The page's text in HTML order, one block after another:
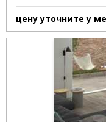
цену уточните у